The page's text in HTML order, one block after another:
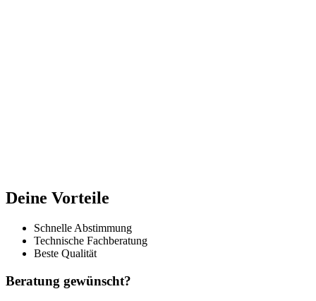
Deine Vorteile
Schnelle Abstimmung
Technische Fachberatung
Beste Qualität
Beratung gewünscht?